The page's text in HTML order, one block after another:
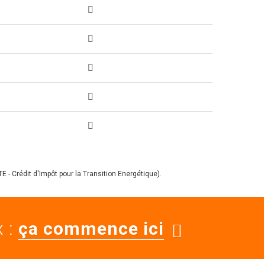
- Crédit d'Impôt pour la Transition Energétique).
: ça commence ici